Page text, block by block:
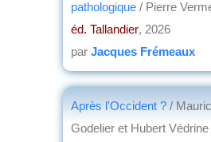
pathologique / Pierre
éd. Tallandier, 2026
par Jacques Frémeaux
Après l'Occident ? /
Godelier et Hubert Védrine